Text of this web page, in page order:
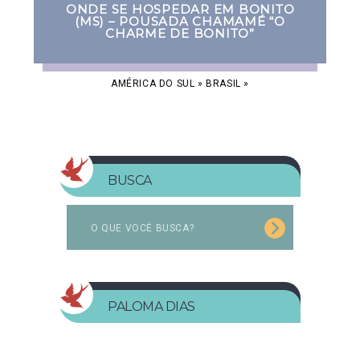
ONDE SE HOSPEDAR EM BONITO
(MS) – POUSADA CHAMAMÉ “O
CHARME DE BONITO”
AMÉRICA DO SUL »BRASIL »
BUSCA
PALOMA DIAS